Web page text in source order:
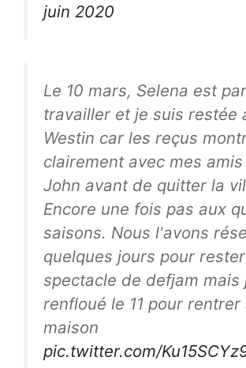
juin 2020
Le 10 mars, Selena est
travailler et je suis restée
Westin car les reçus
clairement avec mes
John avant de quitter la
Encore une fois pas aux
saisons. Nous l'avons
quelques jours pour
spectacle de defjam mais
renfloué le 11 pour rentrer
maison
pic.twitter.com/